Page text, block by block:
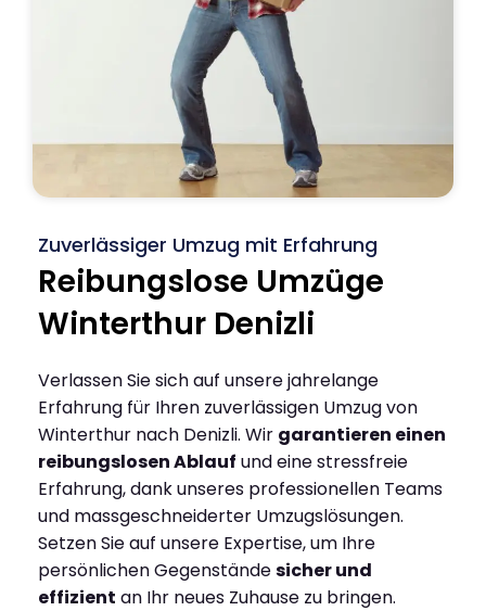
Zuverlässiger Umzug mit Erfahrung
Reibungslose Umzüge
Winterthur Denizli
Verlassen Sie sich auf unsere jahrelange
Erfahrung für Ihren zuverlässigen Umzug von
Winterthur nach Denizli. Wir garantieren einen
reibungslosen Ablauf und eine stressfreie
Erfahrung, dank unseres professionellen Teams
und massgeschneiderter Umzugslösungen.
Setzen Sie auf unsere Expertise, um Ihre
persönlichen Gegenständesicher und
effizient an Ihr neues Zuhause zu bringen.